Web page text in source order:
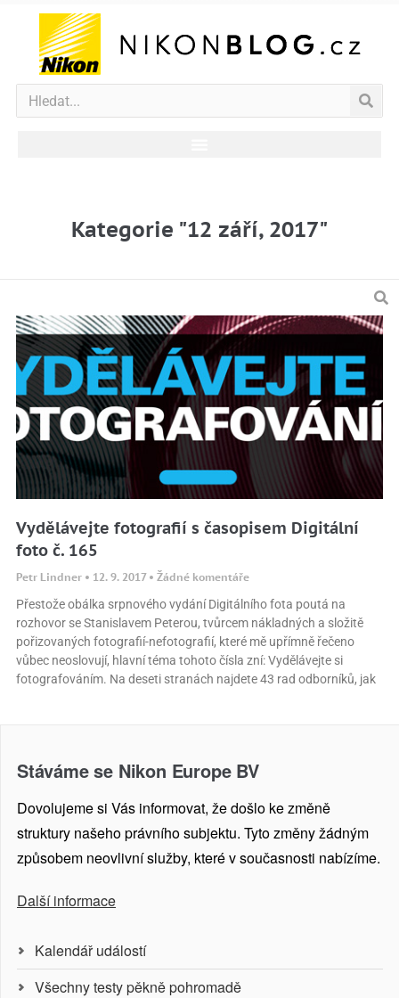
Kategorie "12 září, 2017"
Vydělávejte fotografií s časopisem Digitální
foto č. 165
Petr Lindner 12. 9. 2017 Žádné komentáře
Přestože obálka srpnového vydání Digitálního fota poutá na
rozhovor se Stanislavem Peterou, tvůrcem nákladných a složitě
pořizovaných fotografií-nefotografií, které mě upřímně řečeno
vůbec neoslovují, hlavní téma tohoto čísla zní: Vydělávejte si
fotografováním. Na deseti stranách najdete 43 rad odborníků, jak
Stáváme se Nikon Europe BV
Dovolujeme si Vás informovat, že došlo ke změně
struktury našeho právního subjektu. Tyto změny žádným
způsobem neovlivní služby, které v současnosti nabízíme.
Další informace
Kalendář událostí
Všechny testy pěkně pohromadě